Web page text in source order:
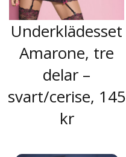
Underklädesset
Amarone, tre
delar –
svart/cerise, 145
kr